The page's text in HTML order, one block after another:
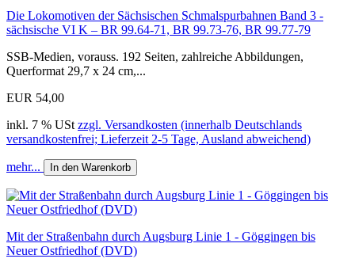
Die Lokomotiven der Sächsischen Schmalspurbahnen Band 3 -
sächsische VI K – BR 99.64-71, BR 99.73-76, BR 99.77-79
SSB-Medien, vorauss. 192 Seiten, zahlreiche Abbildungen,
Querformat 29,7 x 24 cm,...
EUR 54,00
inkl. 7 % USt zzgl. Versandkosten (innerhalb Deutschlands
versandkostenfrei; Lieferzeit 2-5 Tage, Ausland abweichend)
mehr... In den Warenkorb
Mit der Straßenbahn durch Augsburg Linie 1 - Göggingen bis
Neuer Ostfriedhof (DVD)